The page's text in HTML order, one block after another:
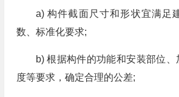
a) 构件截面尺寸和形状宜满足
数、标准化要求;
b) 根据构件的功能和安装部位
度等要求，确定合理的公差;